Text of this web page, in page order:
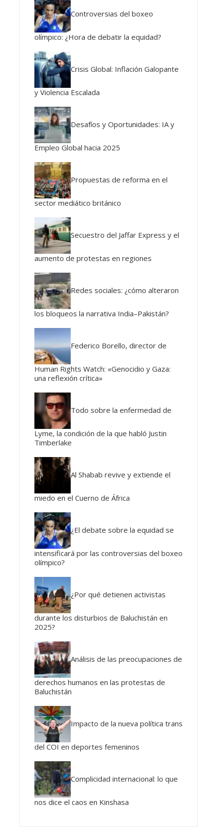
Controversias del boxeo
olímpico: ¿Hora de debatir la equidad?
Crisis Global: Inflación Galopante
y Violencia Escalada
Desafíos y Oportunidades: IA y
Empleo Global hacia 2025
Propuestas de reforma en el
sector mediático británico
Secuestro del Jaffar Express y el
aumento de protestas en regiones
Redes sociales: ¿cómo alteraron
los bloqueos la narrativa India–Pakistán?
Federico Borello, director de
Human Rights Watch: «Genocidio y Gaza:
una reflexión crítica»
Todo sobre la enfermedad de
Lyme, la condición de la que habló Justin
Timberlake
Al Shabab revive y extiende el
miedo en el Cuerno de África
¿El debate sobre la equidad se
intensificará por las controversias del boxeo
olímpico?
¿Por qué detienen activistas
durante los disturbios de Baluchistán en
2025?
Análisis de las preocupaciones de
derechos humanos en las protestas de
Baluchistán
Impacto de la nueva política trans
del COI en deportes femeninos
Complicidad internacional: lo que
nos dice el caos en Kinshasa